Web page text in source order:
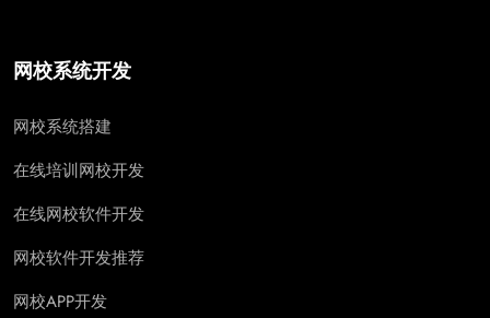
网校系统开发
网校系统搭建
在线培训网校开发
在线网校软件开发
网校软件开发推荐
网校APP开发